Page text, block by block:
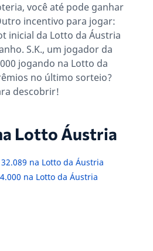
você até pode ganhar
incentivo para jogar:
inicial da Lotto da Áustria
S.K., um jogador da
jogando na Lotto da
no último sorteio?
descobrir!
Lotto Áustria
na Lotto da Áustria
na Lotto da Áustria